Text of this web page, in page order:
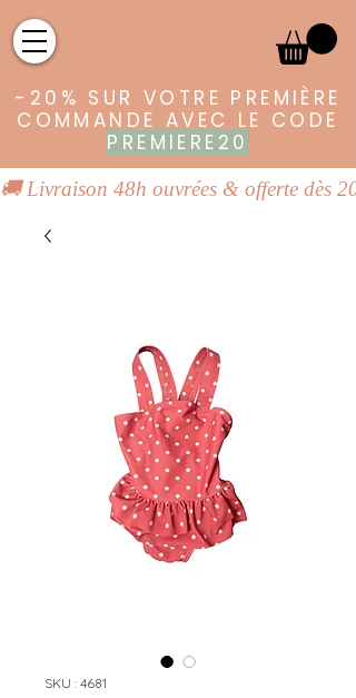
-20% SUR VOTRE PREMIÈRE
COMMANDE AVEC LE CODE
PREMIERE20
🚚 Livraison 48h ouvrées & offerte dès
SKU : 4681